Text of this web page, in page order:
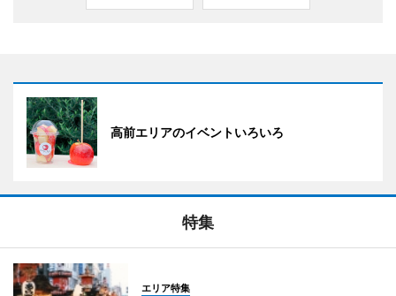
高前エリアのイベントいろいろ
特集
エリア特集